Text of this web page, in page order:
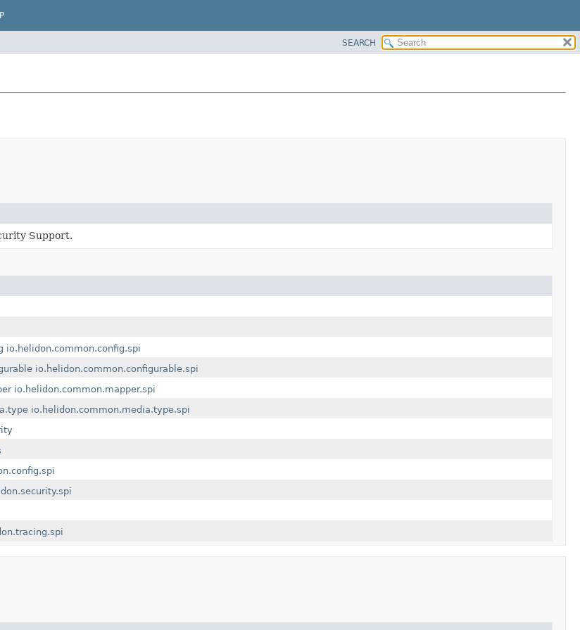
SEARCH
Support.
io.helidon.common.config.spi
io.helidon.common.configurable.spi
io.helidon.common.mapper.spi
io.helidon.common.media.type.spi